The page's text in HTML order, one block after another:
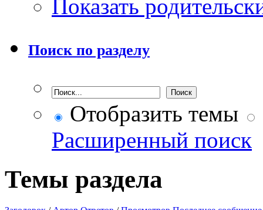
Показать
Поиск по разделу
Отобразить темы
Расширенный поиск
Темы раздела